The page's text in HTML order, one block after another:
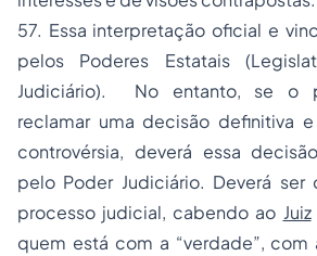
57. Essa interpretação oficial e
pelos Poderes Estatais
Judiciário). No entanto, se o
reclamar uma decisão definitiva
controvérsia, deverá essa
pelo Poder Judiciário. Deverá ser
processo judicial, cabendo ao Juiz
quem está com a “verdade”, com